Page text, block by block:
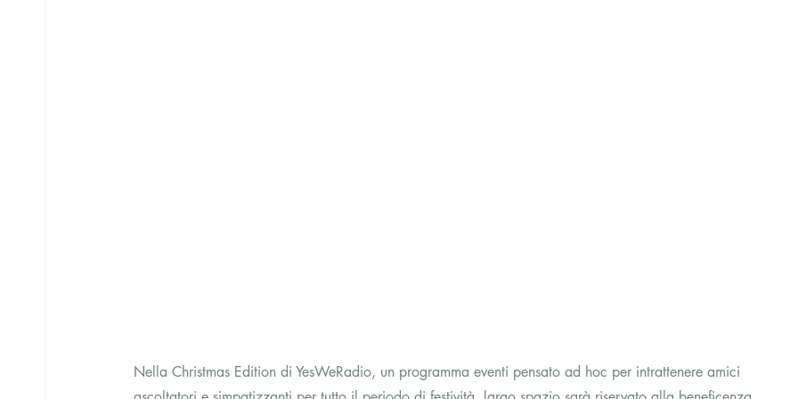
Nella Christmas Edition di YesWeRadio, un programma eventi pensato ad hoc per intrattenere amici